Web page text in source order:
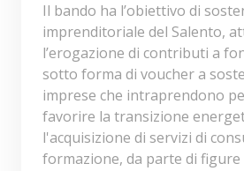
Il bando ha l’obiettivo di
imprenditoriale del Salento,
l’erogazione di contributi a
sotto forma di voucher a
imprese che intraprendono
favorire la transizione
l'acquisizione di servizi di
formazione, da parte di